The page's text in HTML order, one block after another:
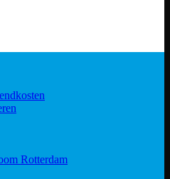
Rotterdam